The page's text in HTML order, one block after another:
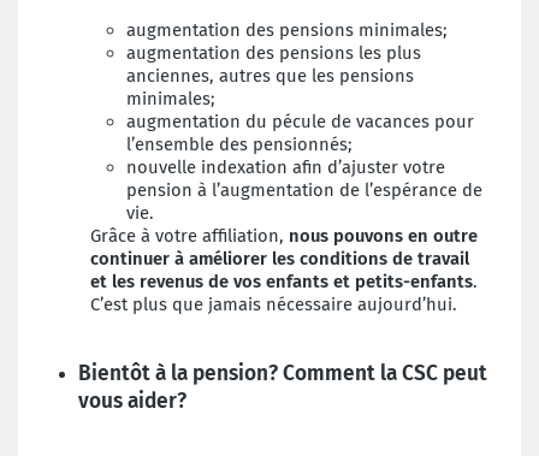
augmentation des pensions minimales;
augmentation des pensions les plus
anciennes, autres que les pensions
minimales;
augmentation du pécule de vacances pour
l’ensemble des pensionnés;
nouvelle indexation afin d’ajuster votre
pension à l’augmentation de l’espérance de
vie.
Grâce à votre affiliation, nous pouvons en outre
continuer à améliorer les conditions de travail
et les revenus de vos enfants et petits-enfants.
C’est plus que jamais nécessaire aujourd’hui.
Bientôt à la pension? Comment la CSC peut
vous aider?